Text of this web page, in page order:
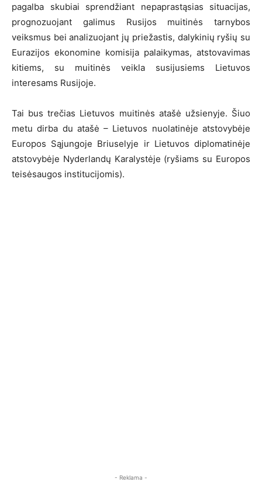
pagalba sku­biai sprendžiant ne­pap­ras­tą­sias si­tua­ci­jas,
prognozuojant galimus Rusijos muitinės tarnybos
veiksmus bei analizuojant jų priežastis, dalykinių ryšių su
Eu­ra­zi­jos eko­no­mi­ne ko­mi­si­ja palaikymas, atstovavimas
kitiems, su muitinės veikla susijusiems Lietuvos
interesams Rusijoje.
Tai bus trečias Lietuvos muitinės atašė užsienyje. Šiuo
metu dirba du at­ašė – Lie­tu­vos nuo­la­ti­nė­je at­sto­vy­bė­je
Eu­ro­pos Są­jun­go­je Briu­se­ly­je ir Lie­tu­vos dip­lo­ma­ti­nė­je
at­sto­vy­bė­je Ny­der­lan­dų Ka­ra­lys­tė­je (ry­šiams su Eu­ro­pos
tei­sė­sau­gos ins­ti­tu­ci­jo­mis).
- Reklama -